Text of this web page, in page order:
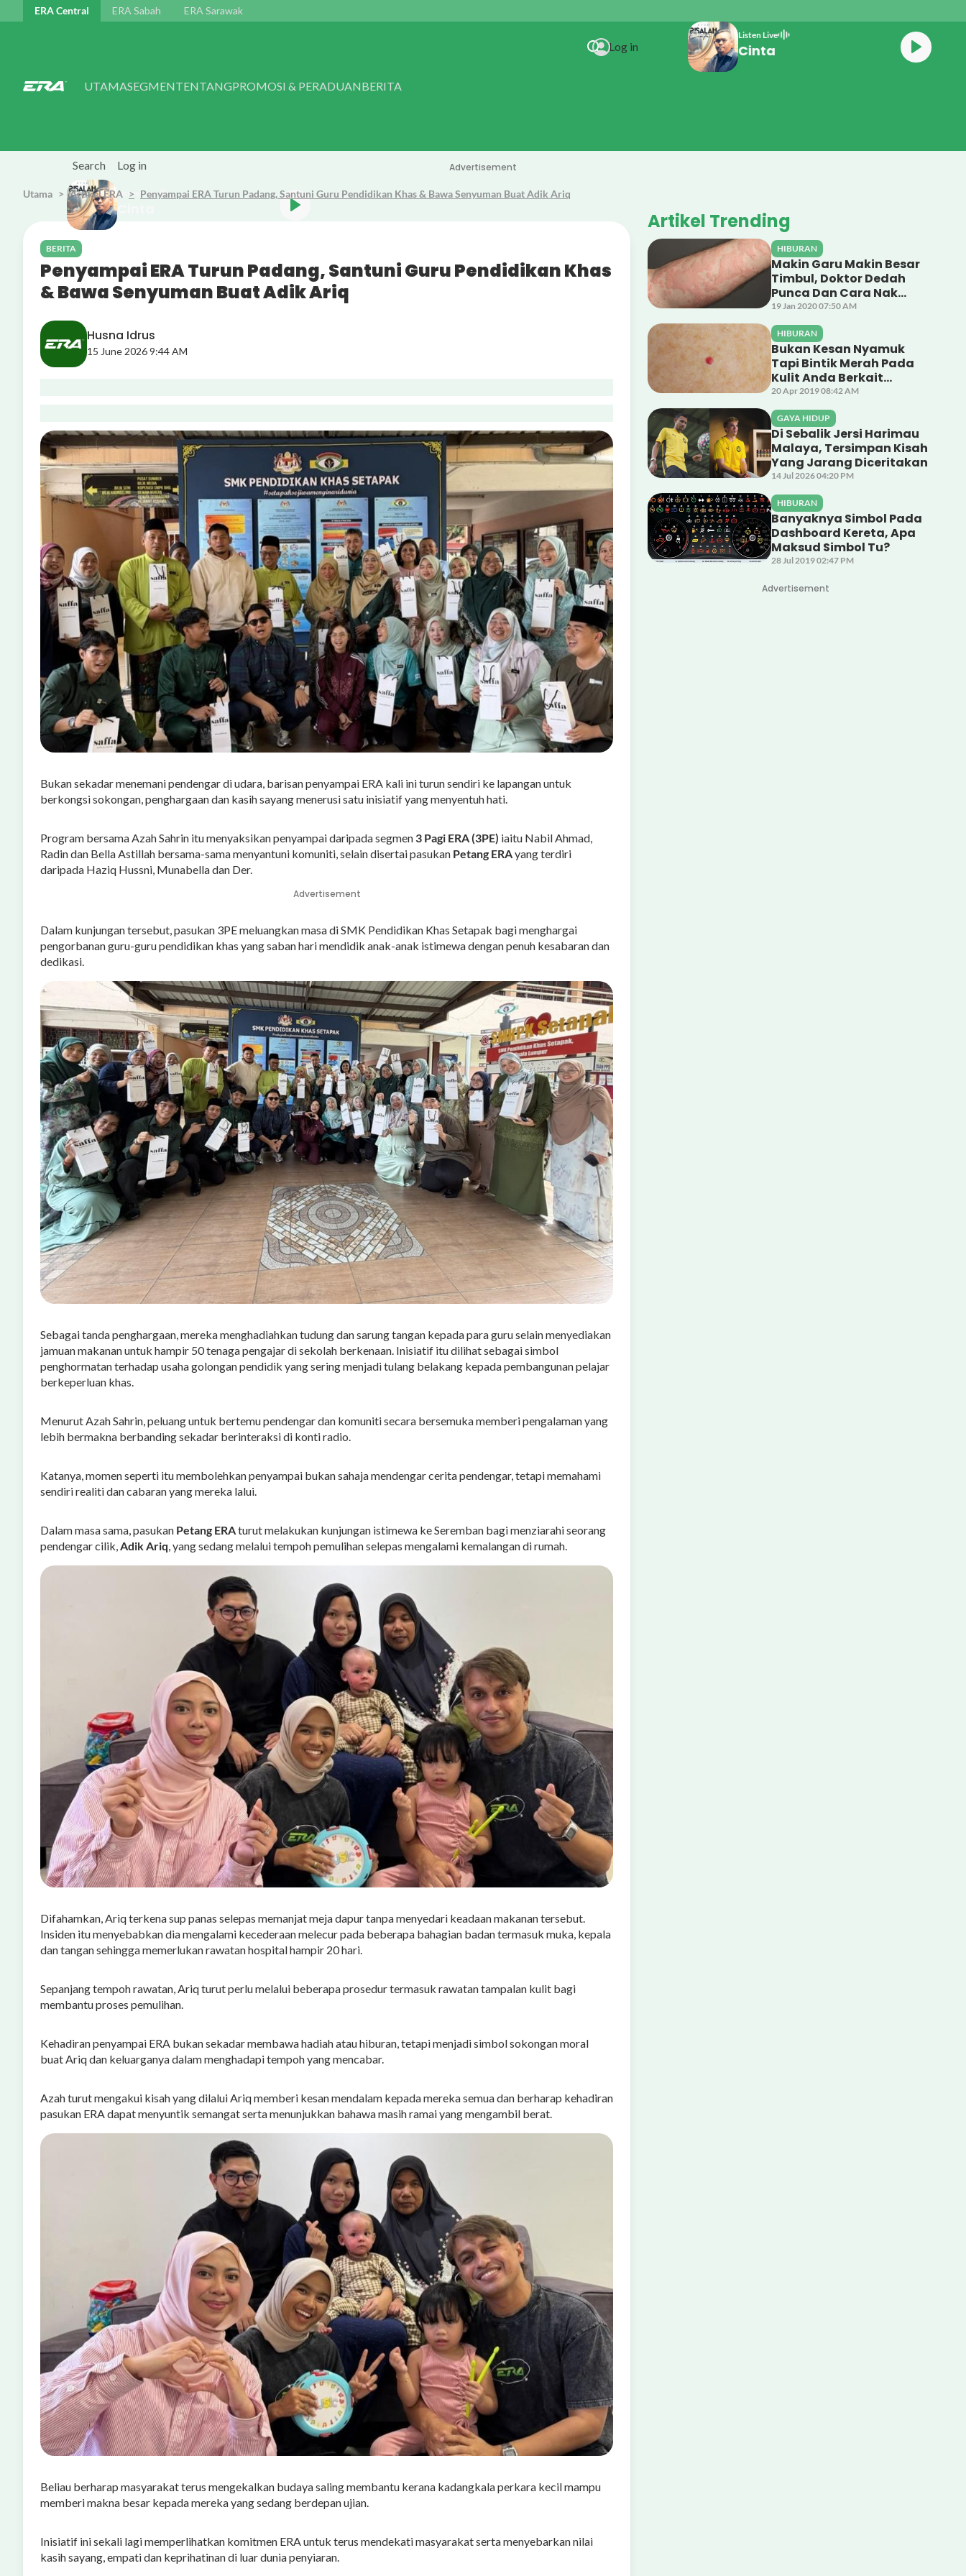
Skip to main content
ERA Central ERA Sabah ERA Sarawak
UTAMASEGMENTENTANGPROMOSI & PERADUANBERITA
Search Log in
Listen Live
Syam Risalah Cinta
Log in
Listen Live
Syam Risalah Cinta
Advertisement
Utama Artikel ERA Penyampai ERA Turun Padang, Santuni Guru Pendidikan Khas & Bawa Senyuman Buat Adik Ariq
BERITA
Penyampai ERA Turun Padang, Santuni Guru Pendidikan Khas
& Bawa Senyuman Buat Adik Ariq
Husna Idrus
15 June 2026 9:44 AM
Bukan sekadar menemani pendengar di udara, barisan penyampai ERA kali ini turun sendiri ke lapangan untuk
berkongsi sokongan, penghargaan dan kasih sayang menerusi satu inisiatif yang menyentuh hati.
Program bersama Azah Sahrin itu menyaksikan penyampai daripada segmen 3 Pagi ERA (3PE) iaitu Nabil Ahmad,
Radin dan Bella Astillah bersama-sama menyantuni komuniti, selain disertai pasukan Petang ERAyang terdiri
daripada Haziq Hussni, Munabella dan Der.
Advertisement
Dalam kunjungan tersebut, pasukan 3PE meluangkan masa di SMK Pendidikan Khas Setapak bagi menghargai
pengorbanan guru-guru pendidikan khas yang saban hari mendidik anak-anak istimewa dengan penuh kesabaran dan
dedikasi.
Sebagai tanda penghargaan, mereka menghadiahkan tudung dan sarung tangan kepada para guru selain menyediakan
jamuan makanan untuk hampir 50 tenaga pengajar di sekolah berkenaan. Inisiatif itu dilihat sebagai simbol
penghormatan terhadap usaha golongan pendidik yang sering menjadi tulang belakang kepada pembangunan pelajar
berkeperluan khas.
Menurut Azah Sahrin, peluang untuk bertemu pendengar dan komuniti secara bersemuka memberi pengalaman yang
lebih bermakna berbanding sekadar berinteraksi di konti radio.
Katanya, momen seperti itu membolehkan penyampai bukan sahaja mendengar cerita pendengar, tetapi memahami
sendiri realiti dan cabaran yang mereka lalui.
Dalam masa sama, pasukan Petang ERAturut melakukan kunjungan istimewa ke Seremban bagi menziarahi seorang
pendengar cilik, Adik Ariq , yang sedang melalui tempoh pemulihan selepas mengalami kemalangan di rumah.
Difahamkan, Ariq terkena sup panas selepas memanjat meja dapur tanpa menyedari keadaan makanan tersebut.
Insiden itu menyebabkan dia mengalami kecederaan melecur pada beberapa bahagian badan termasuk muka, kepala
dan tangan sehingga memerlukan rawatan hospital hampir 20 hari.
Sepanjang tempoh rawatan, Ariq turut perlu melalui beberapa prosedur termasuk rawatan tampalan kulit bagi
membantu proses pemulihan.
Kehadiran penyampai ERA bukan sekadar membawa hadiah atau hiburan, tetapi menjadi simbol sokongan moral
buat Ariq dan keluarganya dalam menghadapi tempoh yang mencabar.
Azah turut mengakui kisah yang dilalui Ariq memberi kesan mendalam kepada mereka semua dan berharap kehadiran
pasukan ERA dapat menyuntik semangat serta menunjukkan bahawa masih ramai yang mengambil berat.
Beliau berharap masyarakat terus mengekalkan budaya saling membantu kerana kadangkala perkara kecil mampu
memberi makna besar kepada mereka yang sedang berdepan ujian.
Inisiatif ini sekali lagi memperlihatkan komitmen ERA untuk terus mendekati masyarakat serta menyebarkan nilai
kasih sayang, empati dan keprihatinan di luar dunia penyiaran.
Artikel Trending
HIBURAN
Makin Garu Makin Besar
Timbul, Doktor Dedah
Punca Dan Cara Nak
Rawat Gegata
19 Jan 2020 07:50 AM
HIBURAN
Bukan Kesan Nyamuk
Tapi Bintik Merah Pada
Kulit Anda Berkait
Dengan Salur Darah
20 Apr 2019 08:42 AM
GAYA HIDUP
Di Sebalik Jersi Harimau
Malaya, Tersimpan Kisah
Yang Jarang Diceritakan
14 Jul 2026 04:20 PM
HIBURAN
Banyaknya Simbol Pada
Dashboard Kereta, Apa
Maksud Simbol Tu?
28 Jul 2019 02:47 PM
Advertisement